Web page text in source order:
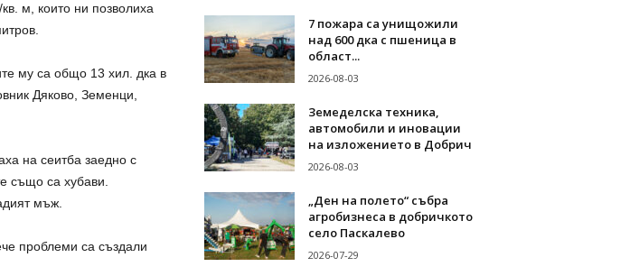
м, които ни позволиха
му са общо 13 хил. дка в
Дяково, Земенци,
на сеитба заедно с
също са хубави.
мъж.
проблеми са създали
7 пожара са унищожили
над 600 дка с пшеница в
област...
2026-08-03
Земеделска техника,
автомобили и иновации
на изложението в Добрич
2026-08-03
„Ден на полето“ събра
агробизнеса в добричкото
село Паскалево
2026-07-29